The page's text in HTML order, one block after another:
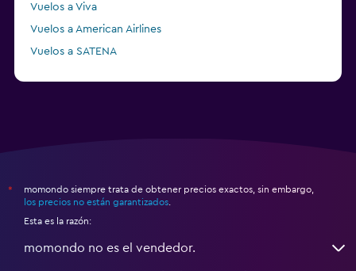
Vuelos a Viva
Vuelos a American Airlines
Vuelos a SATENA
*
momondo siempre trata de obtener precios exactos, sin embargo,
los precios no están garantizados
Esta es la razón:
momondo no es el vendedor.